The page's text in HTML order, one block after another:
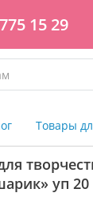
15 29
Товары
уп 20